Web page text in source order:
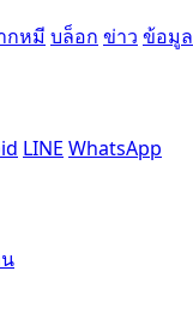
กหมี บล็อก ข่าว ข้อมูล
LINE WhatsApp